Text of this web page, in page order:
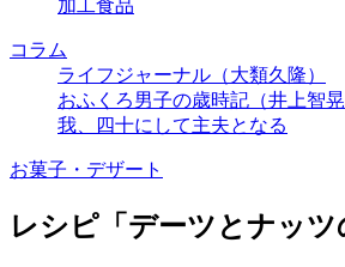
加工食品
コラム
ライフジャーナル（大類久隆）
おふくろ男子の歳時記（井上智晃
我、四十にして主夫となる
お菓子・デザート
レシピ「デーツとナッツ